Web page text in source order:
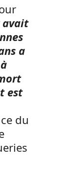
a
est
du